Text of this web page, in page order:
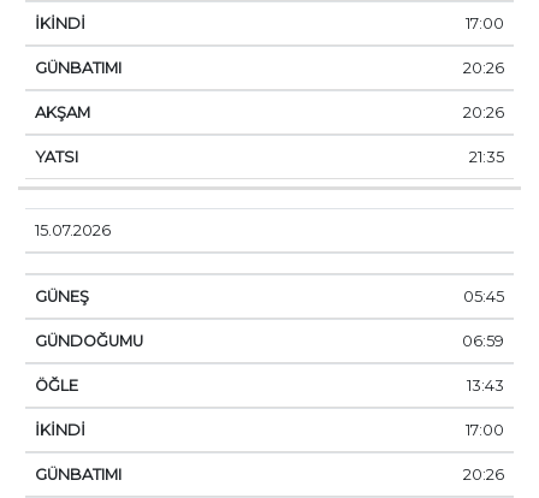
17:00
20:26
20:26
21:35
15.07.2026
05:45
06:59
13:43
17:00
20:26